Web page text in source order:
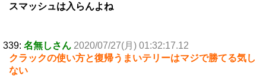
スマッシュは入らんよね
339: 名無しさん 2020/07/27(月) 01:32:17.12
クラックの使い方と復帰うまいテリーはマジで勝てる気し
ない